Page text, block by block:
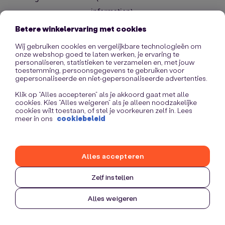
information).
Betere winkelervaring met cookies
Wij gebruiken cookies en vergelijkbare technologieën om
onze webshop goed te laten werken, je ervaring te
personaliseren, statistieken te verzamelen en, met jouw
toestemming, persoonsgegevens te gebruiken voor
gepersonaliseerde en niet-gepersonaliseerde advertenties.
Klik op “Alles accepteren” als je akkoord gaat met alle
cookies. Kies “Alles weigeren” als je alleen noodzakelijke
cookies wilt toestaan, of stel je voorkeuren zelf in. Lees
meer in ons cookiebeleid
Zelf instellen
Alles weigeren
Alles accepteren